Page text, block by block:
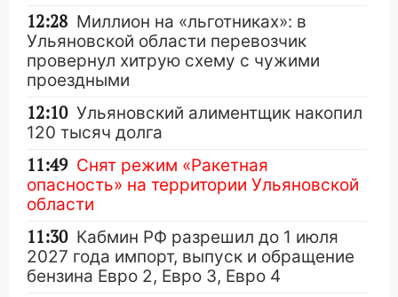
12:28 Миллион на «льготниках»: в
Ульяновской области перевозчик
провернул хитрую схему с чужими
проездными
12:10 Ульяновский алиментщик накопил
120 тысяч долга
11:49 Снят режим «Ракетная
опасность» на территории Ульяновской
области
11:30 Кабмин РФ разрешил до 1 июля
2027 года импорт, выпуск и обращение
бензина Евро 2, Евро 3, Евро 4